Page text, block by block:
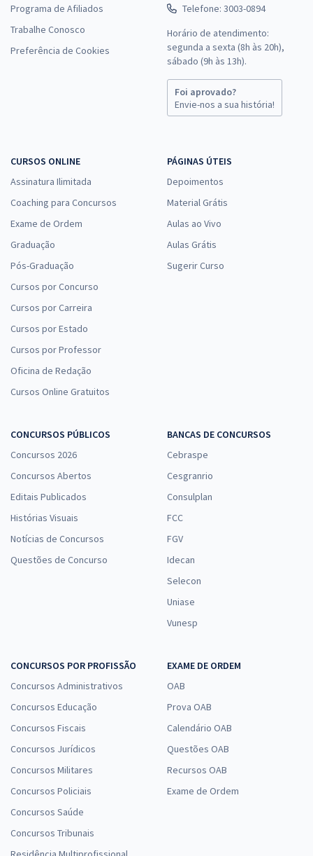
Programa de Afiliados
Trabalhe Conosco
Preferência de Cookies
Telefone: 3003-0894
Horário de atendimento:
segunda a sexta (8h às 20h),
sábado (9h às 13h).
Foi aprovado?
Envie-nos a sua história!
CURSOS ONLINE
Assinatura Ilimitada
Coaching para Concursos
Exame de Ordem
Graduação
Pós-Graduação
Cursos por Concurso
Cursos por Carreira
Cursos por Estado
Cursos por Professor
Oficina de Redação
Cursos Online Gratuitos
PÁGINAS ÚTEIS
Depoimentos
Material Grátis
Aulas ao Vivo
Aulas Grátis
Sugerir Curso
CONCURSOS PÚBLICOS
Concursos 2026
Concursos Abertos
Editais Publicados
Histórias Visuais
Notícias de Concursos
Questões de Concurso
BANCAS DE CONCURSOS
Cebraspe
Cesgranrio
Consulplan
FCC
FGV
Idecan
Selecon
Uniase
Vunesp
CONCURSOS POR PROFISSÃO
Concursos Administrativos
Concursos Educação
Concursos Fiscais
Concursos Jurídicos
Concursos Militares
Concursos Policiais
Concursos Saúde
Concursos Tribunais
EXAME DE ORDEM
OAB
Prova OAB
Calendário OAB
Questões OAB
Recursos OAB
Exame de Ordem